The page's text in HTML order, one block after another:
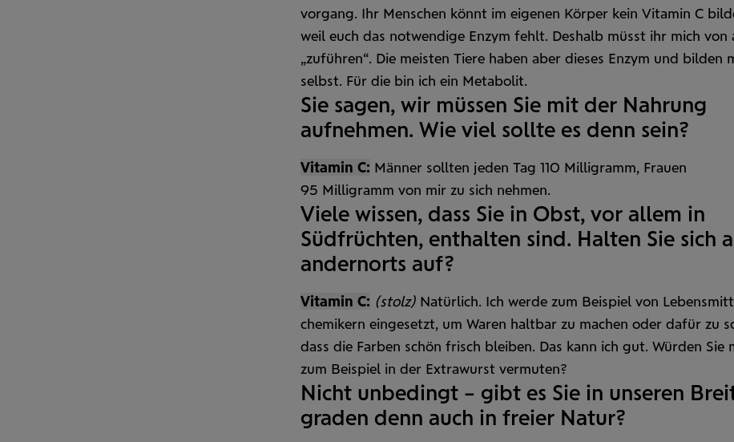
vorgang. Ihr Menschen könnt im eigenen Körper kein Vitamin C
weil euch das notwendige Enzym fehlt. Deshalb müsst ihr mich von
„zuführen“. Die meisten Tiere haben aber dieses Enzym und bilden
selbst. Für die bin ich ein Metabolit.
Sie sagen, wir müssen Sie mit der Nahrung
aufnehmen. Wie viel sollte es denn sein?
Vitamin C: Männer sollten jeden Tag 110 Milligramm, Frauen
95 Milligramm von mir zu sich nehmen.
Viele wissen, dass Sie in Obst, vor allem in
Südfrüchten, enthalten sind. Halten Sie sich
andernorts auf?
Vitamin C: (stolz) Natürlich. Ich werde zum Beispiel von
chemikern eingesetzt, um Waren haltbar zu machen oder dafür zu
dass die Farben schön frisch bleiben. Das kann ich gut. Würden Sie
zum Beispiel in der Extra­wurst vermuten?
Nicht unbedingt – gibt es Sie in unseren
graden denn auch in freier Natur?